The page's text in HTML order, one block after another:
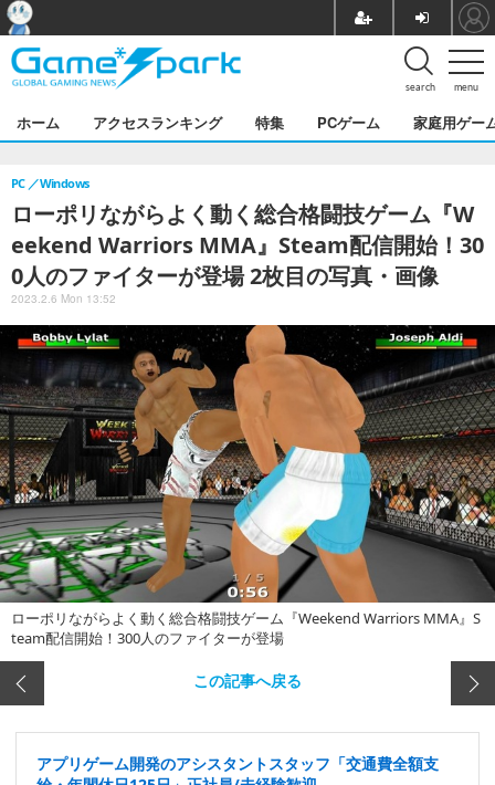
menu
search
ホーム アクセスランキング 特集 PCゲーム 家庭用ゲー
ローポリながらよく動く総合格闘技ゲーム『W
eekend Warriors MMA』Steam配信開始！30
0人のファイターが登場 2枚目の写真・画像
PC Windows
2023.2.6 Mon 13:52
ローポリながらよく動く総合格闘技ゲーム『Weekend Warriors MMA』S
team配信開始！300人のファイターが登場
この記事へ戻る
アプリゲーム開発のアシスタントスタッフ「交通費全額支